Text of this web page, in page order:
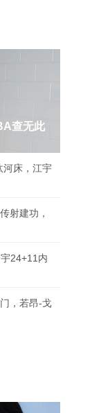
查无此
河床，江宇
射建功，
24+11内
，若昂-戈